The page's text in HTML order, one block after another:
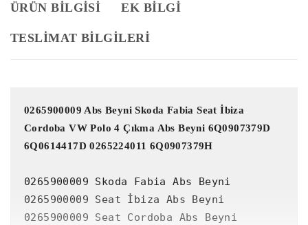
ÜRÜN BILGISI EK BILGI
TESLİMAT BİLGİLERİ
0265900009 Abs Beyni Skoda Fabia Seat İbiza
Cordoba VW Polo 4 Çıkma Abs Beyni 6Q0907379D
6Q0614417D 0265224011 6Q0907379H
0265900009 Skoda Fabia Abs Beyni
0265900009 Seat İbiza Abs Beyni
0265900009 Seat Cordoba Abs Beyni